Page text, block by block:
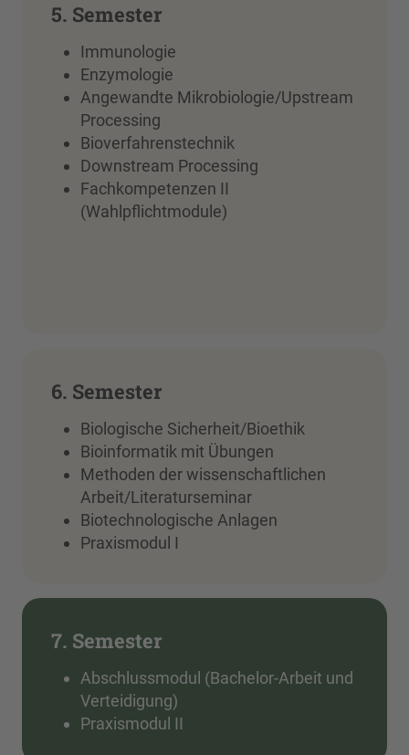
5. Semester
Immunologie
Enzymologie
Angewandte Mikrobiologie/Upstream
Processing
Bioverfahrenstechnik
Downstream Processing
Fachkompetenzen II
(Wahlpflichtmodule)
6. Semester
Biologische Sicherheit/Bioethik
Bioinformatik mit Übungen
Methoden der wissenschaftlichen
Arbeit/Literaturseminar
Biotechnologische Anlagen
Praxismodul I
7. Semester
Abschlussmodul (Bachelor-Arbeit und
Verteidigung)
Praxismodul II